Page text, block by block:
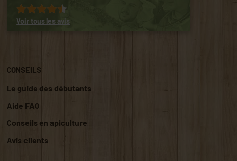
Voir tous les avis
CONSEILS
Le guide des débutants
Aide FAQ
Conseils en apiculture
Avis clients